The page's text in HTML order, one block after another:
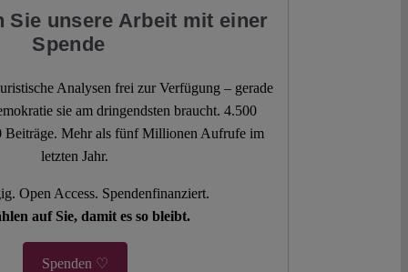
Sie unsere Arbeit mit einer
Spende
Analysen frei zur Verfügung – gerade
sie am dringendsten braucht. 4.500
Beiträge. Mehr als fünf Millionen Aufrufe im
letzten Jahr.
Open Access. Spendenfinanziert.
auf Sie, damit es so bleibt.
Spenden ♡